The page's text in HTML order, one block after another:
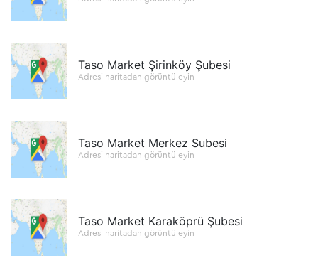
Taso Market Şirinköy Şubesi
Adresi haritadan görüntüleyin
Taso Market Merkez Subesi
Adresi haritadan görüntüleyin
Taso Market Karaköprü Şubesi
Adresi haritadan görüntüleyin